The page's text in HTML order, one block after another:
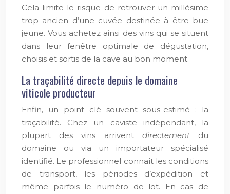
Cela limite le risque de retrouver un millésime
trop ancien d’une cuvée destinée à être bue
jeune. Vous achetez ainsi des vins qui se situent
dans leur fenêtre optimale de dégustation,
choisis et sortis de la cave au bon moment.
La traçabilité directe depuis le domaine
viticole producteur
Enfin, un point clé souvent sous-estimé : la
traçabilité. Chez un caviste indépendant, la
plupart des vins arrivent directementdu
domaine ou via un importateur spécialisé
identifié. Le professionnel connaît les conditions
de transport, les périodes d’expédition et
même parfois le numéro de lot. En cas de